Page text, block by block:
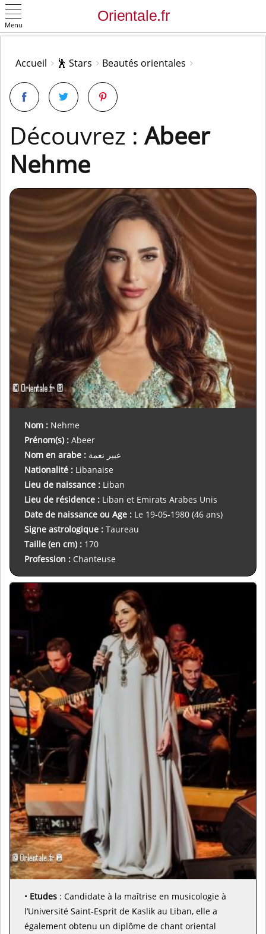
Menu
Accueil 🕺 Stars Beautés orientales
Découvrez :Abeer
Nehme
Nom : Nehme
Prénom(s) : Abeer
Nom en arabe : عبير نعمة
Nationalité : Libanaise
Lieu de naissance : Liban
Lieu de résidence : Liban et Emirats Arabes Unis
Date de naissance ou Age : Le 19-05-1980 (46 ans)
Signe astrologique : Taureau
Taille (en cm) : 170
Profession : Chanteuse
• Etudes : Candidate à la maîtrise en musicologie à
l’Université Saint-Esprit de Kaslik au Liban, elle a
également obtenu un diplôme de chant oriental